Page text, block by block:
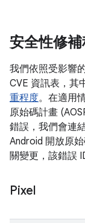
安全性修
我們依照受影響
CVE 資訊表，其
重程度。在適用
原始碼計畫
錯誤，我們會連
Android 開放原
關變更，該錯誤
Pixel